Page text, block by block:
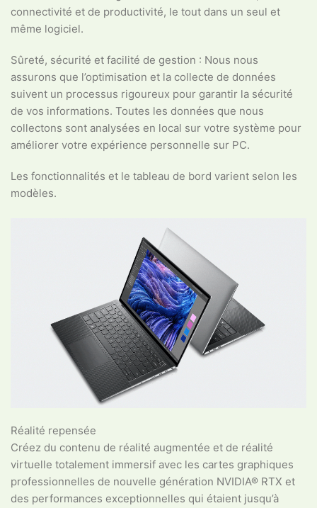
connectivité et de productivité, le tout dans un seul et
même logiciel.
Sûreté, sécurité et facilité de gestion : Nous nous
assurons que l’optimisation et la collecte de données
suivent un processus rigoureux pour garantir la sécurité
de vos informations. Toutes les données que nous
collectons sont analysées en local sur votre système pour
améliorer votre expérience personnelle sur PC.
Les fonctionnalités et le tableau de bord varient selon les
modèles.
Réalité repensée
Créez du contenu de réalité augmentée et de réalité
virtuelle totalement immersif avec les cartes graphiques
professionnelles de nouvelle génération NVIDIA® RTX et
des performances exceptionnelles qui étaient jusqu’à